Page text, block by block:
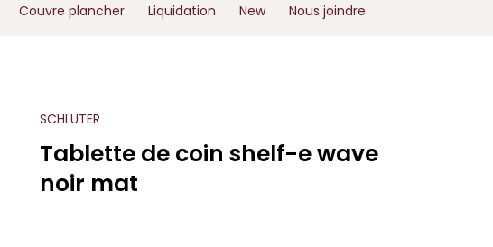
Couvre plancher Liquidation New Nous joindre
SCHLUTER
Tablette de coin shelf-e wave
noir mat